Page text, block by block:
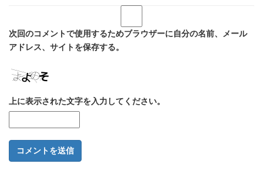
次回のコメントで使用するためブラウザーに自分の名前、メール
アドレス、サイトを保存する。
上に表示された文字を入力してください。